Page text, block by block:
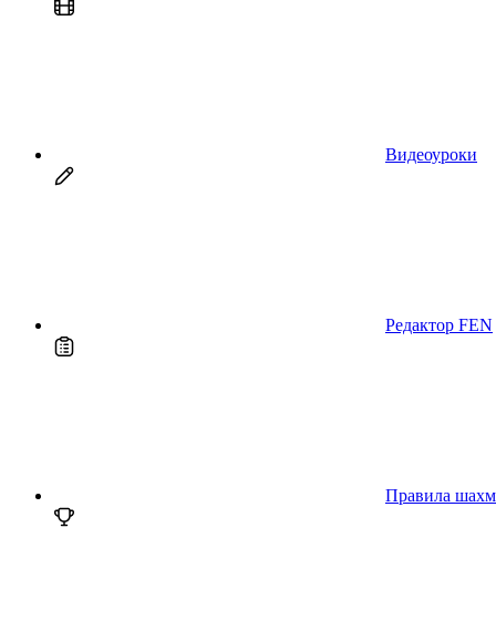
Видеоуроки
Редактор FEN
Правила